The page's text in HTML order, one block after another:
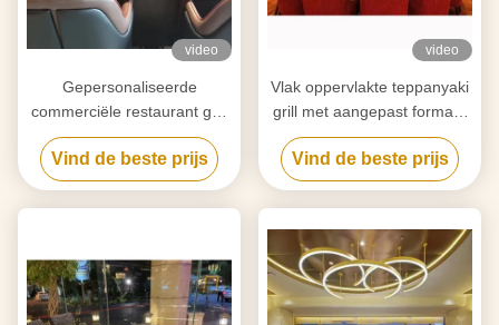
video
Gepersonaliseerde
commerciële restaurant grill
voor BBQ binnen koken
Vind de beste prijs
video
Vlak oppervlakte teppanyaki
grill met aangepast formaat
ontwerp
Vind de beste prijs